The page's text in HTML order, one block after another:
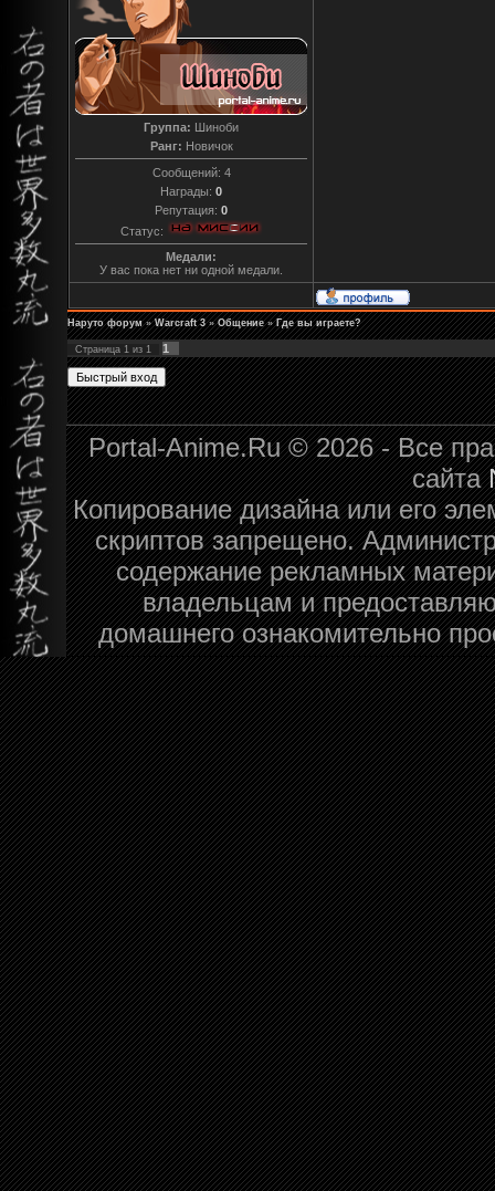
Группа: Шиноби
Ранг: Новичок
Сообщений: 4
Награды: 0
Репутация: 0
Статус:
Медали:
У вас пока нет ни одной медали.
Наруто форум » Warcraft 3 » Общение » Где вы играете?
Страница 1 из 1 1
Portal-Anime.Ru © 2026 - Все
сайта
Копирование дизайна или его
скриптов запрещено.
содержание рекламных
владельцам и
домашнего ознакомительно